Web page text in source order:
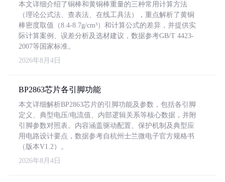
本文详细介绍了铜棒和黄铜棒重量的三种常用计算方法
（理论公式法、查表法、在线工具法），重点解析了黄铜
棒密度取值（8.4-8.7g/cm³）和计算公式的差异，并提供实
际计算案例、误差分析及选材建议，数据参考GB/T 4423-
2007等国家标准。
2026年8月4日
BP2863芯片各引脚功能
本文详细解析BP2863芯片的引脚功能及参数，包括各引脚
定义、典型电压/电流值、内部逻辑关系等核心数据，并附
引脚参数对照表。内容涵盖驱动配置、保护机制及典型应
用电路设计要点，数据参考自杭州士兰微电子官方规格书
（版本V1.2）。
2026年8月4日